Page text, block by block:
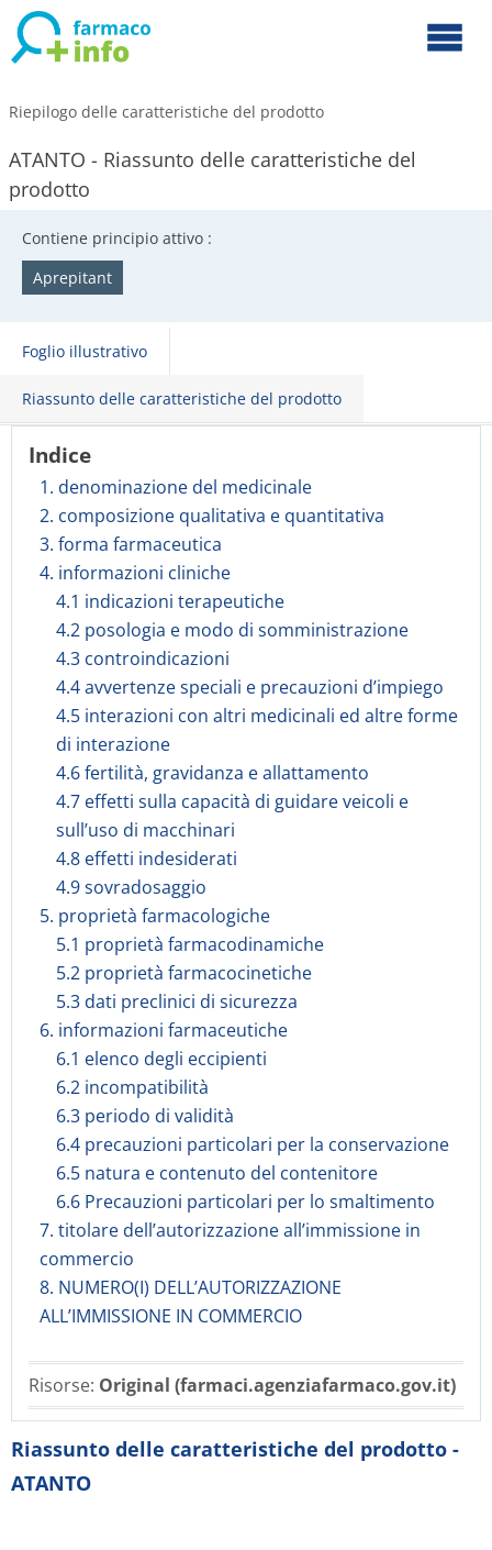
Riepilogo delle caratteristiche del prodotto
ATANTO - Riassunto delle caratteristiche del
prodotto
Contiene principio attivo :
Aprepitant
Foglio illustrativo
Riassunto delle caratteristiche del prodotto
Indice
1. denominazione del medicinale
2. composizione qualitativa e quantitativa
3. forma farmaceutica
4. informazioni cliniche
4.1 indicazioni terapeutiche
4.2 posologia e modo di somministrazione
4.3 controindicazioni
4.4 avvertenze speciali e precauzioni d’impiego
4.5 interazioni con altri medicinali ed altre forme
di interazione
4.6 fertilità, gravidanza e allattamento
4.7 effetti sulla capacità di guidare veicoli e
sull’uso di macchinari
4.8 effetti indesiderati
4.9 sovradosaggio
5. proprietà farmacologiche
5.1 proprietà farmacodinamiche
5.2 proprietà farmacocinetiche
5.3 dati preclinici di sicurezza
6. informazioni farmaceutiche
6.1 elenco degli eccipienti
6.2 incompatibilità
6.3 periodo di validità
6.4 precauzioni particolari per la conservazione
6.5 natura e contenuto del contenitore
6.6 Precauzioni particolari per lo smaltimento
7. titolare dell’autorizzazione all’immissione in
commercio
8. NUMERO(I) DELL’AUTORIZZAZIONE
ALL’IMMISSIONE IN COMMERCIO
Risorse: Original (farmaci.agenziafarmaco.gov.it)
Riassunto delle caratteristiche del prodotto -
ATANTO